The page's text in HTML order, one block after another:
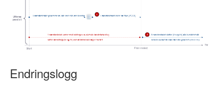
Endringslogg